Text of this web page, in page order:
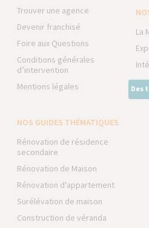
Trouver une agence
Devenir franchisé
Foire aux Questions
Conditions générales
d’intervention
Mentions légales
La
Des
NOS GUIDES THÉMATIQUES
Rénovation de résidence
secondaire
Rénovation de Maison
Rénovation d'appartement
Surélévation de maison
Construction de véranda